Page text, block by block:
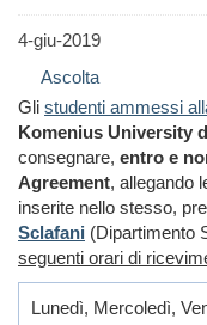
4-giu-2019
Ascolta
Gli studenti ammessi
Komenius University
consegnare, entro e
Agreement, allegando
inserite nello stesso,
Sclafani (Dipartimento
seguenti orari di
Lunedì, Mercoledì,